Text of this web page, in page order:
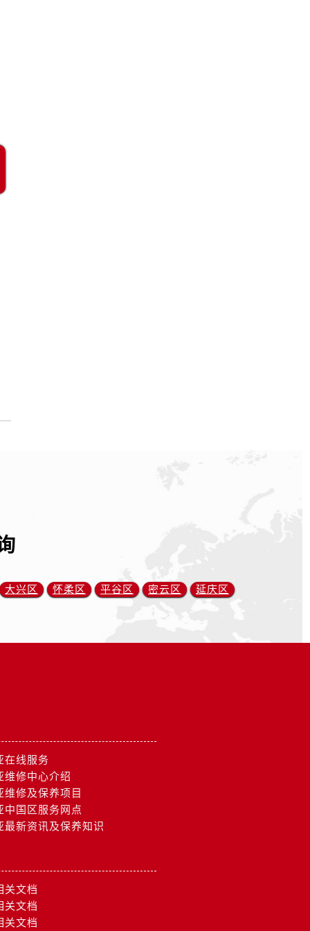
大兴区 怀柔区 平谷区 密云区 延庆区
在线服务
维修中心介绍
维修及保养项目
中国区服务网点
最新资讯及保养知识
关文档
关文档
关文档